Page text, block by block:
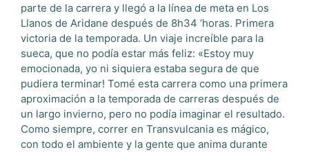
parte de la carrera y llegó a la línea de meta en Los
Llanos de Aridane después de 8h34 ‘horas. Primera
victoria de la temporada. Un viaje increíble para la
sueca, que no podía estar más feliz: «Estoy muy
emocionada, yo ni siquiera estaba segura de que
pudiera terminar! Tomé esta carrera como una primera
aproximación a la temporada de carreras después de
un largo invierno, pero no podía imaginar el resultado.
Como siempre, correr en Transvulcania es mágico,
con todo el ambiente y la gente que anima durante